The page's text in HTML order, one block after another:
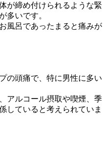
が締め付けられるような緊
多いです。
風呂であったまると痛みが
の頭痛で、特に男性に多い
アルコール摂取や喫煙、季
していると考えられていま